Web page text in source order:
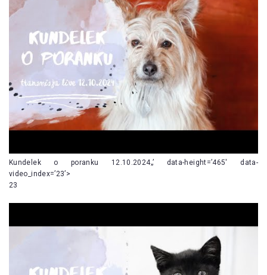
Kundelek o poranku 12.10.2024„’ data-height=’465′ data-
video_index=’23’>
23